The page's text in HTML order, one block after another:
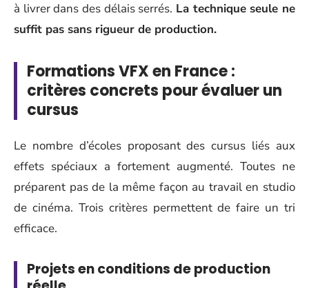
à livrer dans des délais serrés. La technique seule ne
suffit pas sans rigueur de production.
Formations VFX en France :
critères concrets pour évaluer un
cursus
Le nombre d’écoles proposant des cursus liés aux
effets spéciaux a fortement augmenté. Toutes ne
préparent pas de la même façon au travail en studio
de cinéma. Trois critères permettent de faire un tri
efficace.
Projets en conditions de production